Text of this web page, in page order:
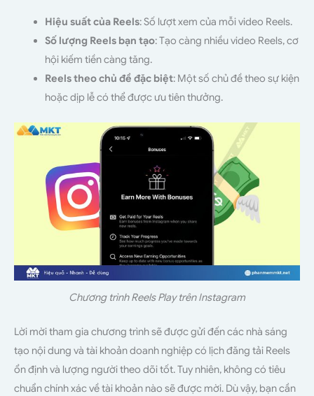
Hiệu suất của Reels: Số lượt xem của mỗi video Reels.
Số lượng Reels bạn tạo: Tạo càng nhiều video Reels, cơ
hội kiếm tiền càng tăng.
Reels theo chủ đề đặc biệt: Một số chủ đề theo sự kiện
hoặc dịp lễ có thể được ưu tiên thưởng.
Chương trình Reels Play trên Instagram
Lời mời tham gia chương trình sẽ được gửi đến các nhà sáng
tạo nội dung và tài khoản doanh nghiệp có lịch đăng tải Reels
ổn định và lượng người theo dõi tốt. Tuy nhiên, không có tiêu
chuẩn chính xác về tài khoản nào sẽ được mời. Dù vậy, bạn cần